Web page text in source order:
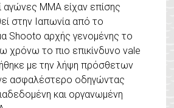
αγώνες MMA είχαν επίσης
στην Ιαπωνία από το
Shooto αρχής γενομένης το
χρόνω το πιο επικίνδυνο vale
με την λήψη πρόσθετων
ασφαλέστερο οδηγώντας
και οργανωμένη